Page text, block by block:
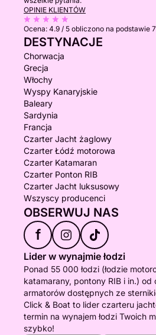
OPINIE KLIENTÓW
Ocena: 4.9 / 5 obliczono na podstawie
DESTYNACJE
Chorwacja
Grecja
Włochy
Wyspy Kanaryjskie
Baleary
Sardynia
Francja
Czarter Jacht żaglowy
Czarter Łódź motorowa
Czarter Katamaran
Czarter Ponton RIB
Czarter Jacht luksusowy
Wszyscy producenci
OBSERWUJ NAS
f
Lider w wynajmie łodzi
Ponad 55 000 łodzi (łodzie
katamarany, pontony RIB i in.)
armatorów dostępnych ze
Click & Boat to lider czarteru
termin na wynajem łodzi Twoich
szybko!